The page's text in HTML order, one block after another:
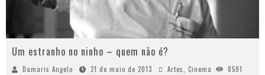
Um estranho no ninho – quem não é?
Damaris Angelo 21 de maio de 2013 Artes, Cinema 8591